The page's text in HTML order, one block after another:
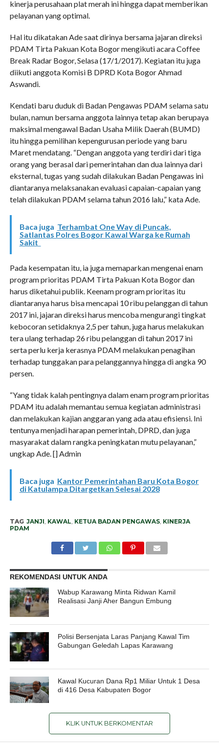
kinerja perusahaan plat merah ini hingga dapat memberikan
pelayanan yang optimal.
Hal itu dikatakan Ade saat dirinya bersama jajaran direksi
PDAM Tirta Pakuan Kota Bogor mengikuti acara Coffee
Break Radar Bogor, Selasa (17/1/2017). Kegiatan itu juga
diikuti anggota Komisi B DPRD Kota Bogor Ahmad
Aswandi.
Kendati baru duduk di Badan Pengawas PDAM selama satu
bulan, namun bersama anggota lainnya tetap akan berupaya
maksimal mengawal Badan Usaha Milik Daerah (BUMD)
itu hingga pemilihan kepengurusan periode yang baru
Maret mendatang. “Dengan anggota yang terdiri dari tiga
orang yang berasal dari pemerintahan dan dua lainnya dari
eksternal, tugas yang sudah dilakukan Badan Pengawas ini
diantaranya melaksanakan evaluasi capaian-capaian yang
telah dilakukan PDAM selama tahun 2016 lalu,” kata Ade.
Baca juga Terhambat One Way di Puncak,
Satlantas Polres Bogor Kawal Warga ke Rumah
Sakit
Pada kesempatan itu, ia juga memaparkan mengenai enam
program prioritas PDAM Tirta Pakuan Kota Bogor dan
harus diketahui publik. Keenam program prioritas itu
diantaranya harus bisa mencapai 10 ribu pelanggan di tahun
2017 ini, jajaran direksi harus mencoba mengurangi tingkat
kebocoran setidaknya 2,5 per tahun, juga harus melakukan
tera ulang terhadap 26 ribu pelanggan di tahun 2017 ini
serta perlu kerja kerasnya PDAM melakukan penagihan
terhadap tunggakan para pelanggannya hingga di angka 90
persen.
“Yang tidak kalah pentingnya dalam enam program prioritas
PDAM itu adalah memantau semua kegiatan administrasi
dan melakukan kajian anggaran yang ada atau efisiensi. Ini
tentunya menjadi harapan pemerintah, DPRD, dan juga
masyarakat dalam rangka peningkatan mutu pelayanan,”
ungkap Ade. [] Admin
Baca juga Kantor Pemerintahan Baru Kota Bogor
di Katulampa Ditargetkan Selesai 2028
TAG JANJI KAWAL KETUA BADAN PENGAWAS, KINERJA
PDAM
REKOMENDASI UNTUK ANDA
Wabup Karawang Minta Ridwan Kamil
Realisasi Janji Aher Bangun Embung
Polisi Bersenjata Laras Panjang Kawal Tim
Gabungan Geledah Lapas Karawang
Kawal Kucuran Dana Rp1 Miliar Untuk 1 Desa
di 416 Desa Kabupaten Bogor
KLIK UNTUK BERKOMENTAR